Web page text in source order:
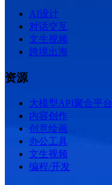
AI设计
对话交互
文生视频
跨境出海
资源
大模型API聚合平台
内容创作
创意绘画
办公工具
文生视频
编程/开发